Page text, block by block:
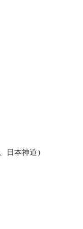
日本神道）